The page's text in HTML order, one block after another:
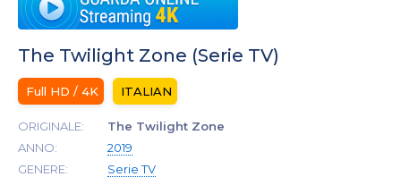
The Twilight Zone (Serie TV)
Full HD / 4K ITALIAN
ORIGINALE:
The Twilight Zone
ANNO:
2019
GENERE:
Serie TV